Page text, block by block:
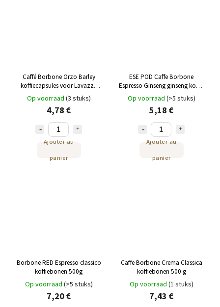
Caffé Borbone Orzo Barley
koffiecapsules voor Lavazza
Espresso Point 25 st
Op voorraad (3 stuks)
4,78 €
Ajouter au
panier
ESE POD Caffe Borbone
Espresso Ginseng ginseng koffie
18 st
Op voorraad (>5 stuks)
5,18 €
Ajouter au
panier
Borbone RED Espresso classico
koffiebonen 500g
Op voorraad (>5 stuks)
7,20 €
Caffe Borbone Crema Classica
koffiebonen 500 g
Op voorraad (1 stuks)
7,43 €